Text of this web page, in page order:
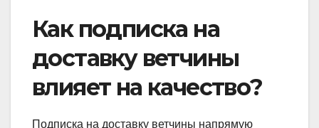
Как подписка на
доставку ветчины
влияет на качество?
Подписка на доставку ветчины напрямую